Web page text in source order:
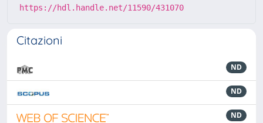
https://hdl.handle.net/11590/431070
Citazioni
ND
ND
ND